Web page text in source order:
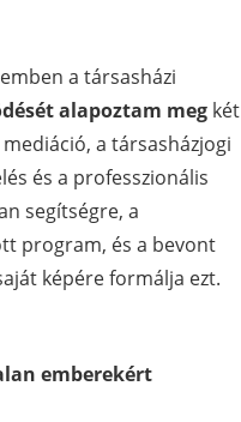
a társasházi
alapoztam meg két
a társasházjogi
és a professzionális
segítségre, a
program, és a bevont
képére formálja ezt.
emberekért